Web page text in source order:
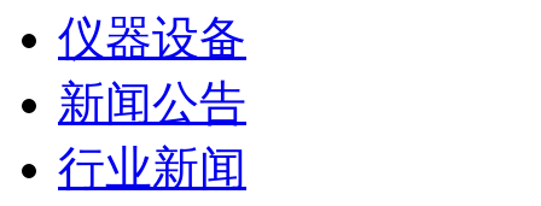
仪器设备
新闻公告
行业新闻